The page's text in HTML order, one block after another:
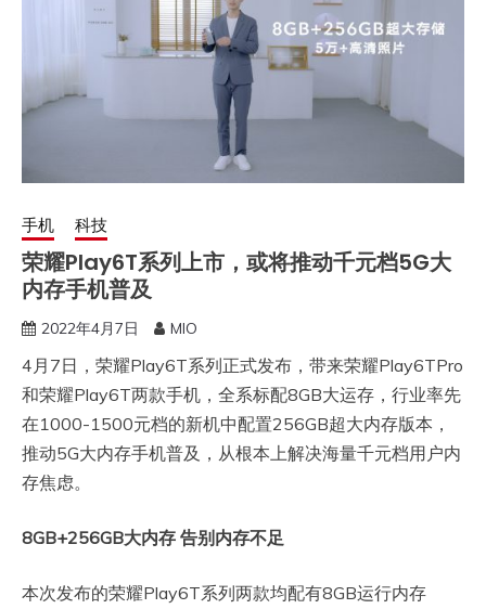
手机 科技
荣耀Play6T系列上市，或将推动千元档5G大
内存手机普及
2022年4月7日 MIO
4月7日，荣耀Play6T系列正式发布，带来荣耀Play6TPro
和荣耀Play6T两款手机，全系标配8GB大运存，行业率先
在1000-1500元档的新机中配置256GB超大内存版本，
推动5G大内存手机普及，从根本上解决海量千元档用户内
存焦虑。
8GB+256GB大内存 告别内存不足
本次发布的荣耀Play6T系列两款均配有8GB运行内存